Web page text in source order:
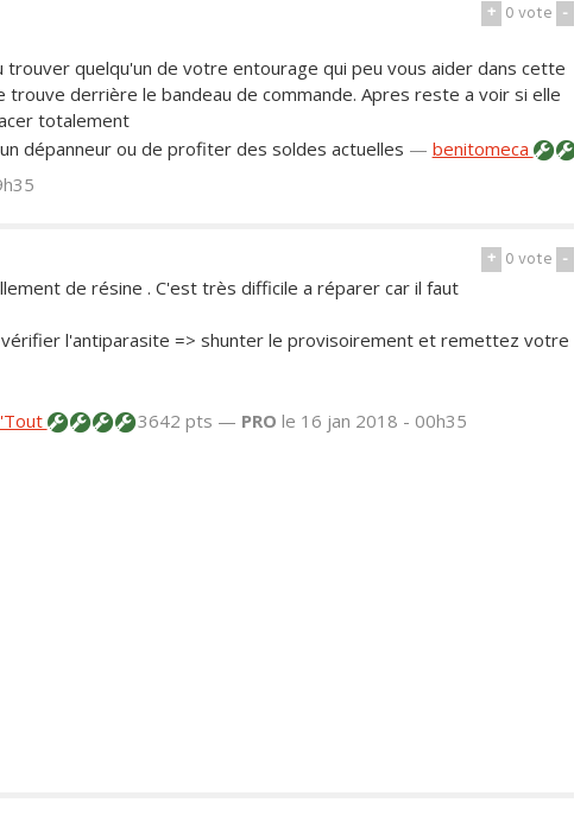
+ 0vote -
quelqu'un de votre entourage qui peu vous aider dans cette
derrière le bandeau de commande. Apres reste a voir si elle
totalement
dépanneur ou de profiter des soldes actuelles — benitomeca
+ 0vote -
de résine . C'est très difficile a réparer car il faut
l'antiparasite => shunter le provisoirement et remettez votre
3642 pts — PRO le 16 jan 2018 - 00h35